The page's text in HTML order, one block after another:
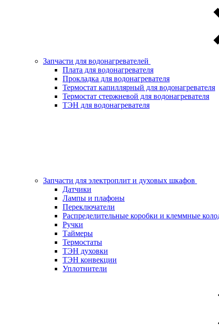
Запчасти для водонагревателей
Плата для водонагревателя
Прокладка для водонагревателя
Термостат капиллярный для водонагревателя
Термостат стержневой для водонагревателя
ТЭН для водонагревателя
Запчасти для электроплит и духовых шкафов
Датчики
Лампы и плафоны
Переключатели
Распределительные коробки и клеммные
Ручки
Таймеры
Термостаты
ТЭН духовки
ТЭН конвекции
Уплотнители